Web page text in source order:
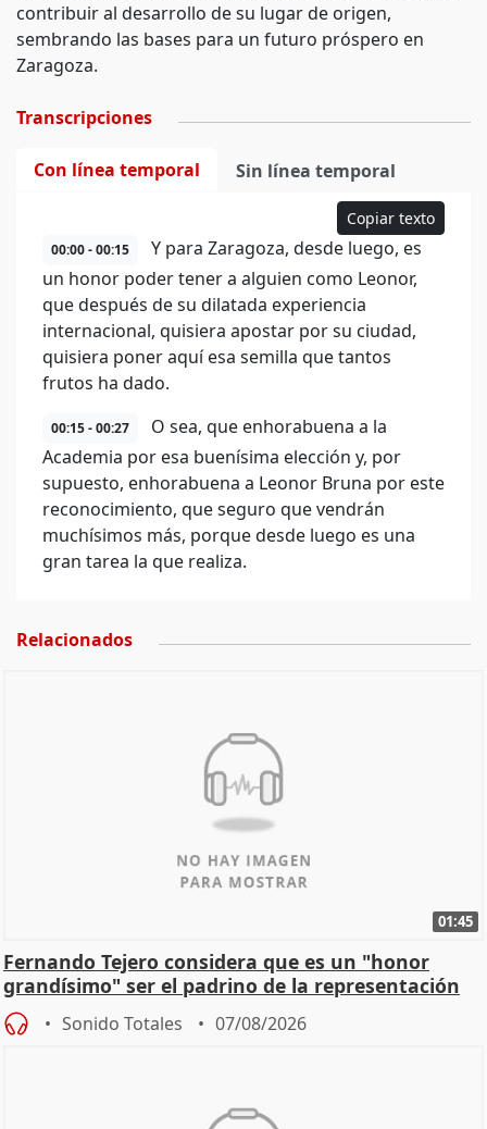
contribuir al desarrollo de su lugar de origen,
sembrando las bases para un futuro próspero en
Zaragoza.
Transcripciones
Con línea temporal Sin línea temporal
Copiar texto
00:00 - 00:15
Y para Zaragoza, desde luego, es
un honor poder tener a alguien como Leonor,
que después de su dilatada experiencia
internacional, quisiera apostar por su ciudad,
quisiera poner aquí esa semilla que tantos
frutos ha dado.
00:15 - 00:27
O sea, que enhorabuena a la
Academia por esa buenísima elección y, por
supuesto, enhorabuena a Leonor Bruna por este
reconocimiento, que seguro que vendrán
muchísimos más, porque desde luego es una
gran tarea la que realiza.
Relacionados
01:45
Fernando Tejero considera que es un "honor
grandísimo" ser el padrino de la representación
Sonido Totales 07/08/2026